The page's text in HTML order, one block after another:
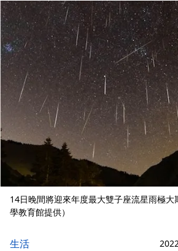
14日晚間將迎來年度最大雙子座流星雨極
學教育館提供）
生活